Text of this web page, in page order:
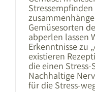
Gemüsesorten
abperlen lassen
Erkenntnisse zu
existieren
die einen
Nachhaltige
für die Stress-